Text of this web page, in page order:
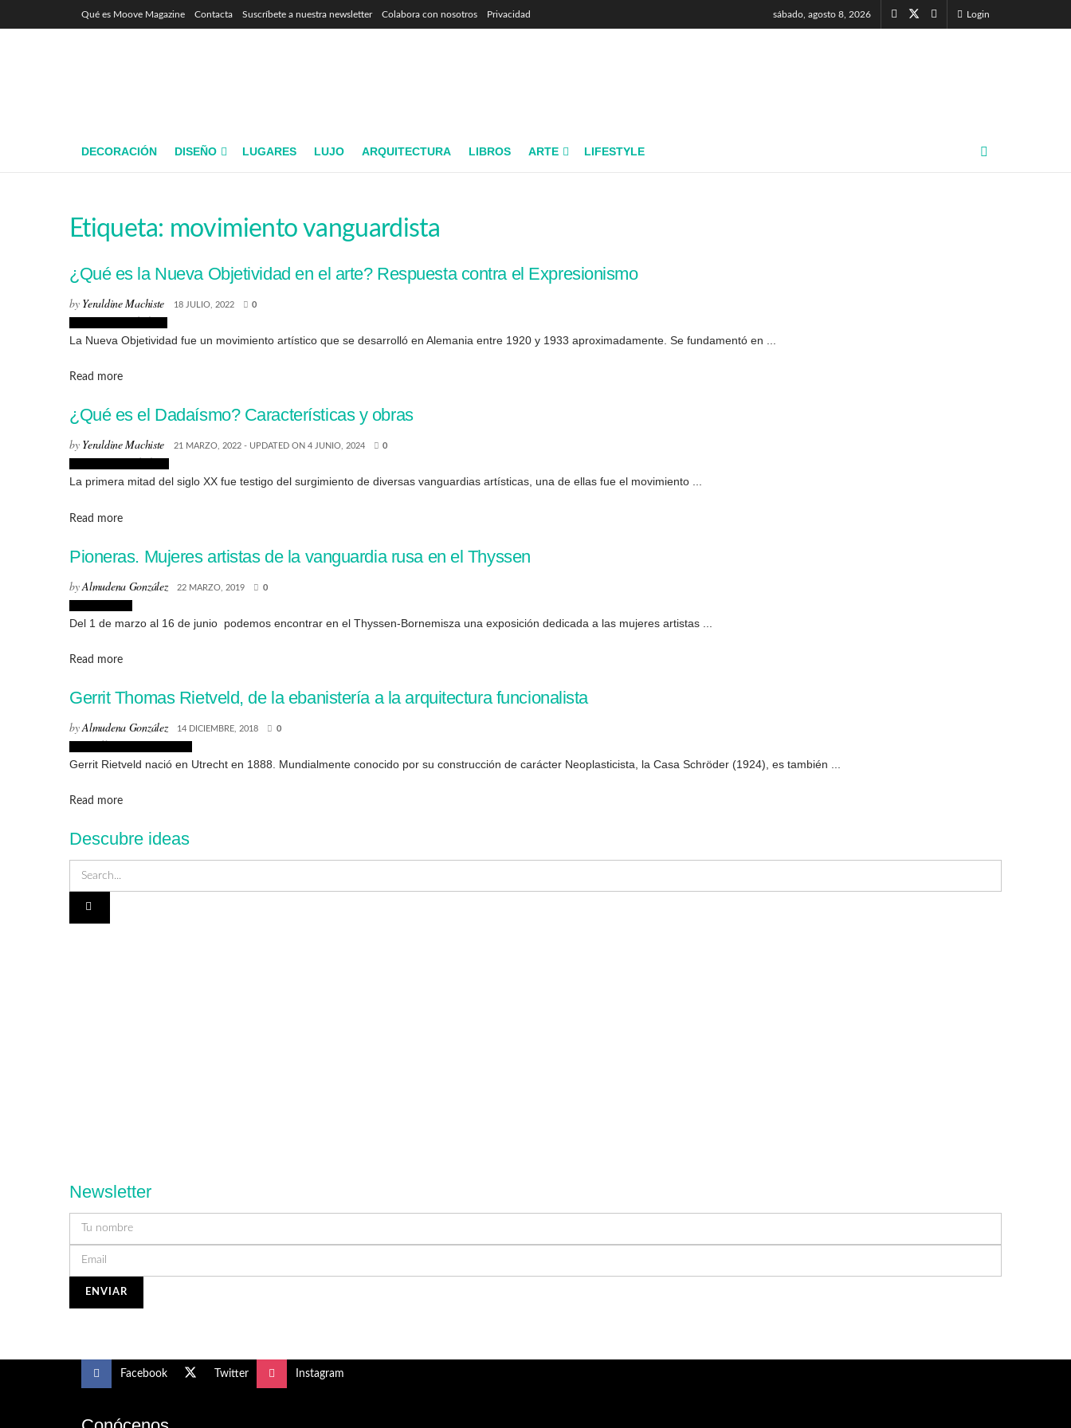
Qué es Moove Magazine Contacta Suscríbete a nuestra newsletter Colabora con nosotros Privacidad sábado, agosto 8, 2026 Login
DECORACIÓN DISEÑO LUGARES LUJO ARQUITECTURA LIBROS ARTE LIFESTYLE
Etiqueta: movimiento vanguardista
¿Qué es la Nueva Objetividad en el arte? Respuesta contra el Expresionismo
by Yeraldine Machiste 18 JULIO, 2022 0
La Nueva Objetividad fue un movimiento artístico que se desarrolló en Alemania entre 1920 y 1933 aproximadamente. Se fundamentó en ...
Read moreDetails
¿Qué es el Dadaísmo? Características y obras
by Yeraldine Machiste 21 MARZO, 2022 - UPDATED ON 4 JUNIO, 2024 0
La primera mitad del siglo XX fue testigo del surgimiento de diversas vanguardias artísticas, una de ellas fue el movimiento ...
Read moreDetails
Pioneras. Mujeres artistas de la vanguardia rusa en el Thyssen
byAlmudena González 22 MARZO, 2019 0
Del 1 de marzo al 16 de junio podemos encontrar en el Thyssen-Bornemisza una exposición dedicada a las mujeres artistas ...
Read moreDetails
Gerrit Thomas Rietveld, de la ebanistería a la arquitectura funcionalista
byAlmudena González 14 DICIEMBRE, 2018 0
Gerrit Rietveld nació en Utrecht en 1888. Mundialmente conocido por su construcción de carácter Neoplasticista, la Casa Schröder (1924), es también ...
Read moreDetails
Descubre ideas
Newsletter
Facebook Twitter Instagram